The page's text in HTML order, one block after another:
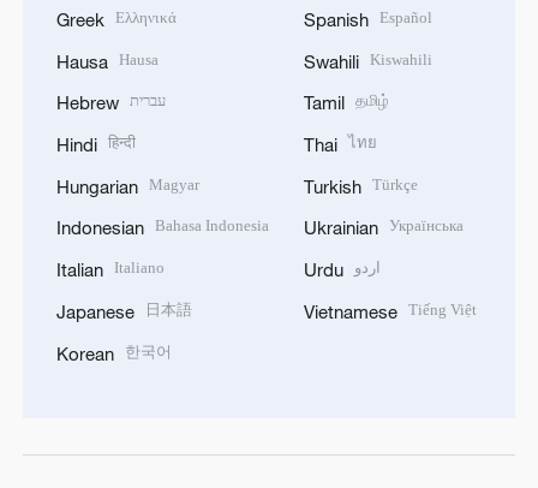
Greek Ελληνικά
Hausa Hausa
Hebrew עברית
Hindi हिन्दी
Hungarian Magyar
Indonesian Bahasa Indonesia
Italian Italiano
Japanese 日本語
Korean 한국어
Spanish Español
Swahili Kiswahili
Tamil தமிழ்
Thai ไทย
Turkish Türkçe
Ukrainian Українська
Urdu اردو
Vietnamese Tiếng Việt